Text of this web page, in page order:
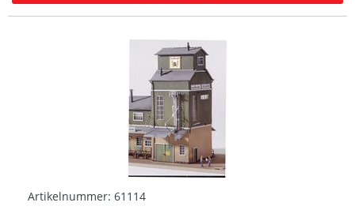
Artikelnummer: 61114